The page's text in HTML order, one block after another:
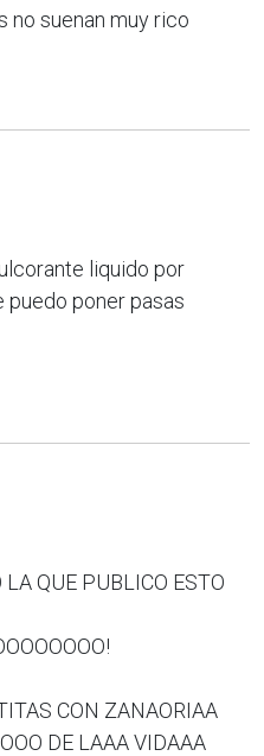
no suenan muy rico
liquido por
puedo poner pasas
QUE PUBLICO ESTO
CON ZANAORIAA
DE LAAA VIDAAA